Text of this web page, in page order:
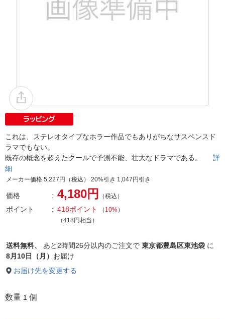
これは、ステレオタイプなホラー作品でもありがちなサスペンスド
ラマでもない。
既存の概念を超えたクールで予測不能、壮大なドラマである。 詳
細
メーカー価格 5,227円（税込） 20%引き 1,047円引き
価格 4,180円 （税込）
ポイント 418ポイント （ 10%）
（418円相当）
送料無料、 あと 2時間26分以内のご注文で 東京都豊島区東池袋 に
8月10日（月） お届け
お届け先を変更する
数量 1 個